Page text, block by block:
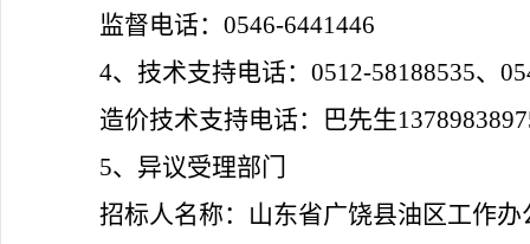
监督电话：0546-6441446
4、技术支持电话：0512-58188535、
造价技术支持电话：巴先生
5、异议受理部门
招标人名称：山东省广饶县油区工作